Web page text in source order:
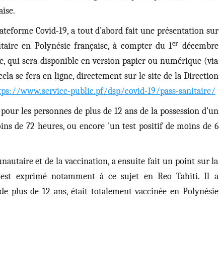
Covid-19, a tout d’abord fait une présentation sur
en Polynésie française, à compter du 1er décembre
qui sera disponible en version papier ou numérique (via
se fera en ligne, directement sur le site de la Direction
www.service-public.pf/dsp/covid-19/pass-sanitaire/
les personnes de plus de 12 ans de la possession d’un
de 72 heures, ou encore ’un test positif de moins de 6
et de la vaccination, a ensuite fait un point sur la
exprimé notamment à ce sujet en Reo Tahiti. Il a
plus de 12 ans, était totalement vaccinée en Polynésie